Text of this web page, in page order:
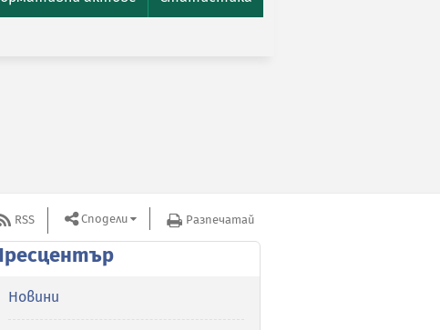
RSS Сподели Разпечатай
Новини